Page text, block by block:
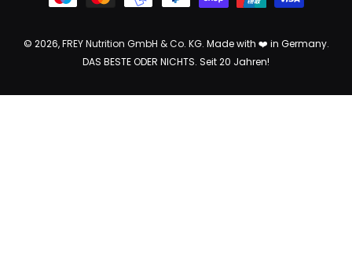
© 2026,FREY Nutrition GmbH & Co. KG. Made with ❤️ in Germany.
DAS BESTE ODER NICHTS. Seit 20 Jahren!